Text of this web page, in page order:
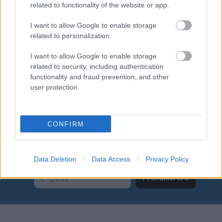
related to functionality of the website or app.
I want to allow Google to enable storage
related to personalization.
I want to allow Google to enable storage
related to security, including authentication
functionality and fraud prevention, and other
user protection.
CONFIRM
Data Deletion Data Access Privacy Policy
12:35: Junior herrar, 10 km
14:00: Herrar, 15 km
Startlistor och resultat hittar du här
Startlistor och resultat för juniorer hittar du
Prenumerera